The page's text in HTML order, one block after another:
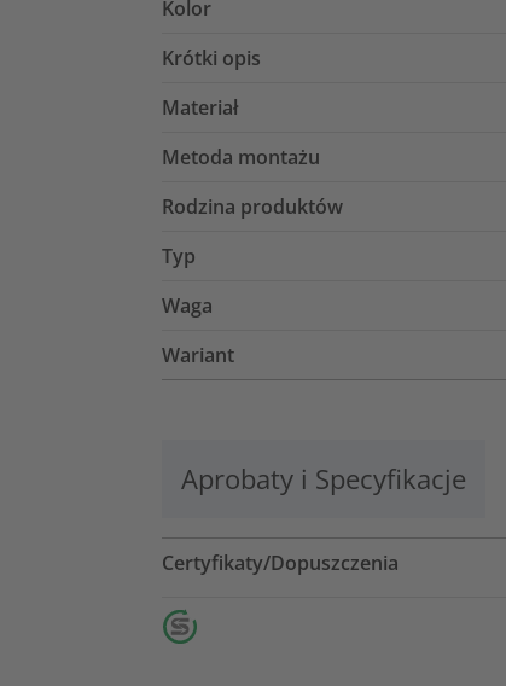
Kolor
Krótki opis
Materiał
Metoda montażu
Rodzina produktów
Typ
Waga
Wariant
Aprobaty i Specyfikacje
Certyfikaty/Dopuszczenia